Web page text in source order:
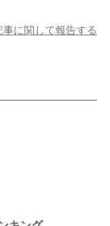
事に関して報告する